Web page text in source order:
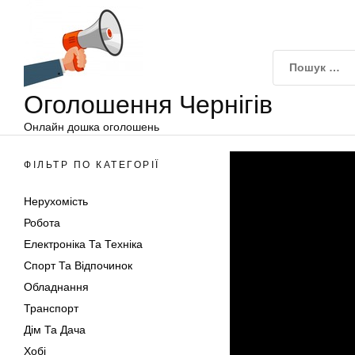
Оголошення Чернігів
Онлайн дошка оголошень
ФІЛЬТР ПО КАТЕГОРІЇ
Нерухомість
Робота
Електроніка Та Техніка
Спорт Та Відпочинок
Обладнання
Транспорт
Дім Та Дача
Хобі